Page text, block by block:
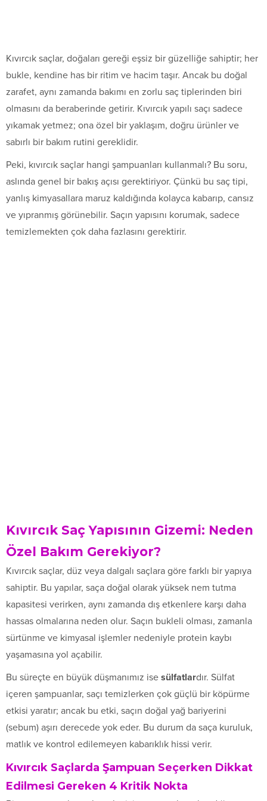
Kıvırcık saçlar, doğaları gereği eşsiz bir güzelliğe sahiptir; her
bukle, kendine has bir ritim ve hacim taşır. Ancak bu doğal
zarafet, aynı zamanda bakımı en zorlu saç tiplerinden biri
olmasını da beraberinde getirir. Kıvırcık yapılı saçı sadece
yıkamak yetmez; ona özel bir yaklaşım, doğru ürünler ve
sabırlı bir bakım rutini gereklidir.
Peki, kıvırcık saçlar hangi şampuanları kullanmalı? Bu soru,
aslında genel bir bakış açısı gerektiriyor. Çünkü bu saç tipi,
yanlış kimyasallara maruz kaldığında kolayca kabarıp, cansız
ve yıpranmış görünebilir. Saçın yapısını korumak, sadece
temizlemekten çok daha fazlasını gerektirir.
Kıvırcık Saç Yapısının Gizemi: Neden
Özel Bakım Gerekiyor?
Kıvırcık saçlar, düz veya dalgalı saçlara göre farklı bir yapıya
sahiptir. Bu yapılar, saça doğal olarak yüksek nem tutma
kapasitesi verirken, aynı zamanda dış etkenlere karşı daha
hassas olmalarına neden olur. Saçın bukleli olması, zamanla
sürtünme ve kimyasal işlemler nedeniyle protein kaybı
yaşamasına yol açabilir.
Bu süreçte en büyük düşmanımız ise sülfatlardır. Sülfat
içeren şampuanlar, saçı temizlerken çok güçlü bir köpürme
etkisi yaratır; ancak bu etki, saçın doğal yağ bariyerini
(sebum) aşırı derecede yok eder. Bu durum da saça kuruluk,
matlık ve kontrol edilemeyen kabarıklık hissi verir.
Kıvırcık Saçlarda Şampuan Seçerken Dikkat
Edilmesi Gereken 4 Kritik Nokta